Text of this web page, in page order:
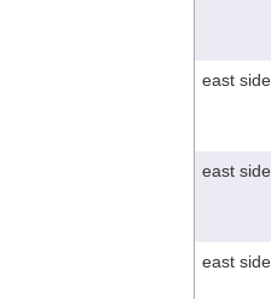
east
east
east